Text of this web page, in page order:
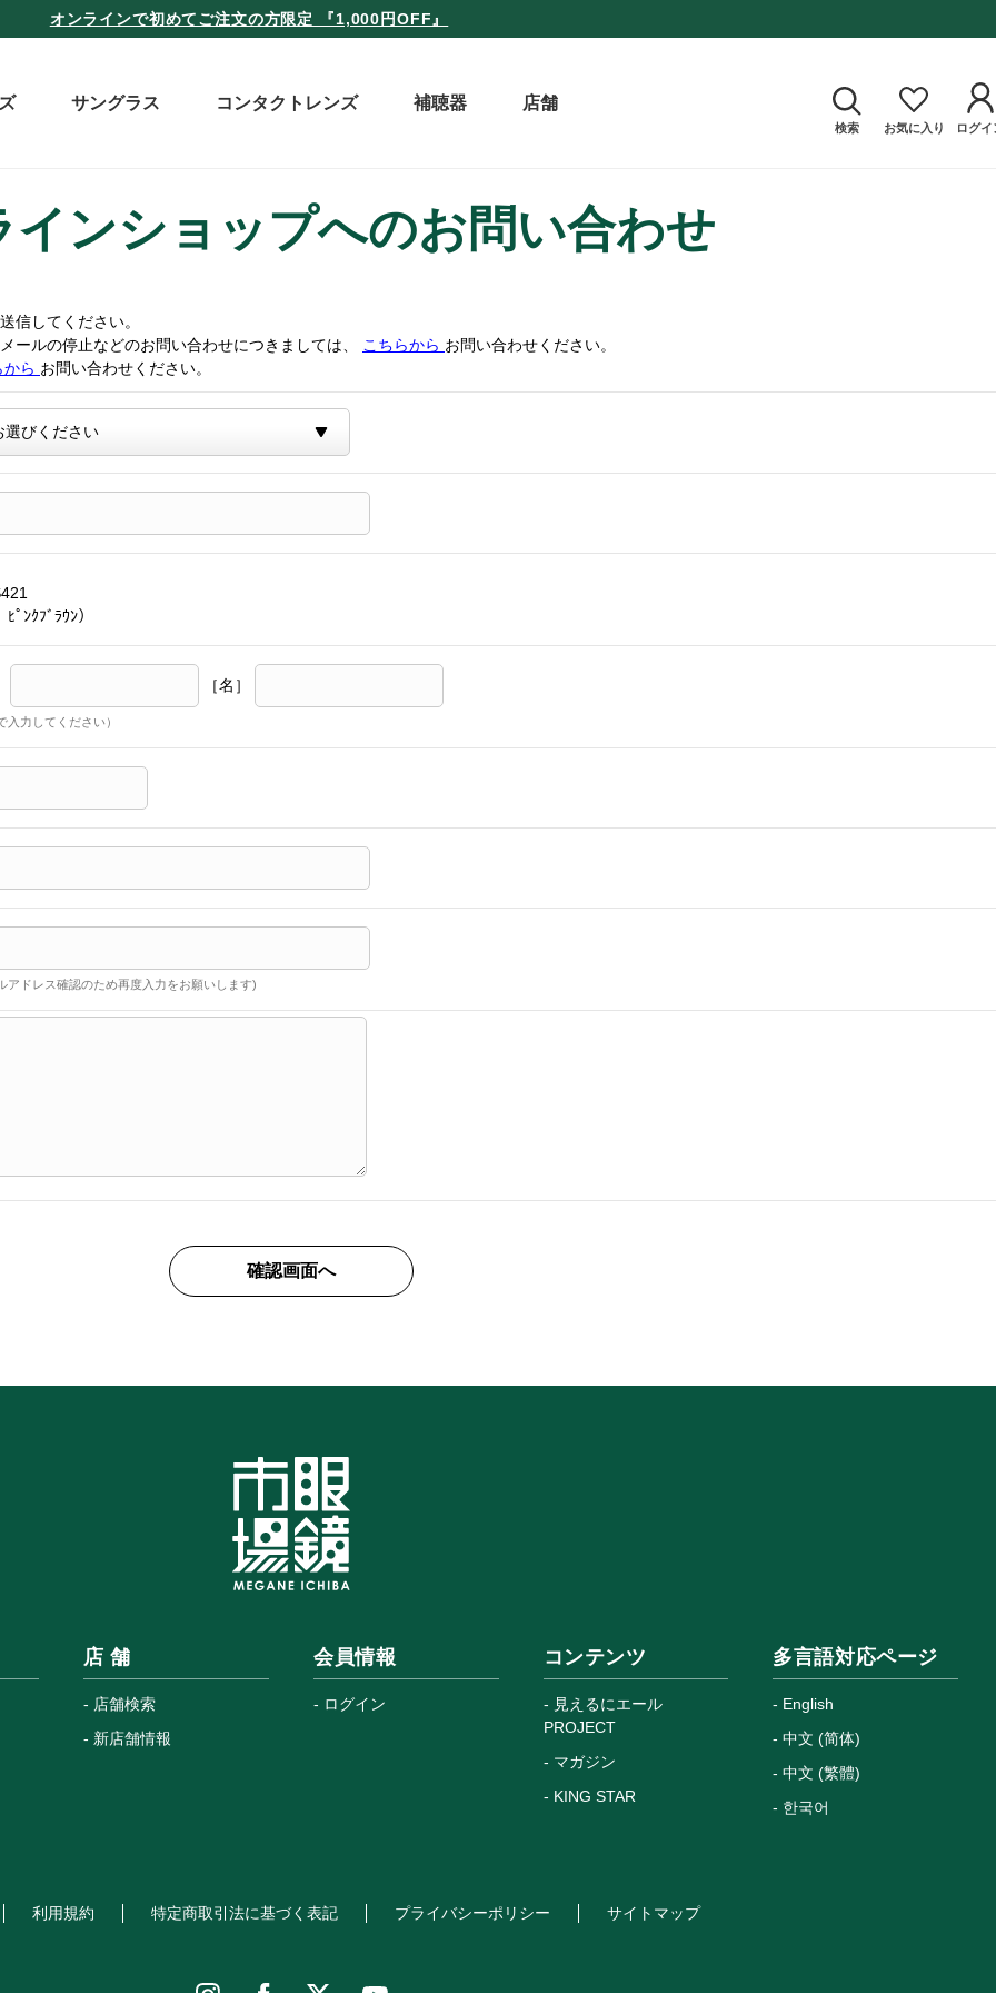
オンラインで初めてご注文の方限定 『1,000円OFF』
サングラス コンタクトレンズ 補聴器 店舗
検索 お気に入り ログイ
インショップへのお問い合わせ
信してください。
ルの停止などのお問い合わせにつきましては、
こちらから お問い合わせください。
ら お問い合わせください。
ﾝｸﾌﾞﾗｳﾝ）
［名］
入力してください）
アドレス確認のため再度入力をお願いします)
店 舗
店舗検索
新店舗情報
会員情報
ログイン
コンテンツ
見えるにエール
PROJECT
マガジン
KING STAR
多言語対応ページ
English
中文 (简体)
中文 (繁體)
한국어
利用規約 特定商取引法に基づく表記 プライバシーポリシー サイトマップ